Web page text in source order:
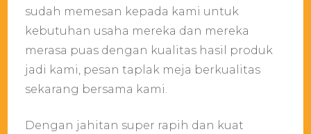
sudah memesan kepada kami untuk
kebutuhan usaha mereka dan mereka
merasa puas dengan kualitas hasil produk
jadi kami, pesan taplak meja berkualitas
sekarang bersama kami.
Dengan jahitan super rapih dan kuat